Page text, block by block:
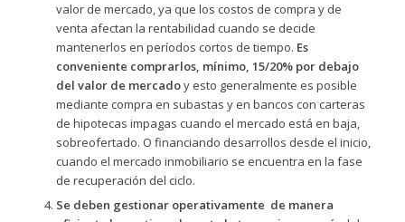
valor de mercado, ya que los costos de compra y de
venta afectan la rentabilidad cuando se decide
mantenerlos en períodos cortos de tiempo. Es
conveniente comprarlos, mínimo, 15/20% por debajo
del valor de mercadoy esto generalmente es posible
mediante compra en subastas y en bancos con carteras
de hipotecas impagas cuando el mercado está en baja,
sobreofertado. O financiando desarrollos desde el inicio,
cuando el mercado inmobiliario se encuentra en la fase
de recuperación del ciclo.
Se deben gestionar operativamente de manera